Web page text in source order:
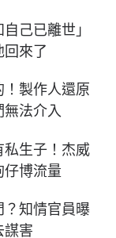
己已離世」
來了
！製作人還原
無法介入
私生子！杰威
博流量
？知情官員曝
謀害